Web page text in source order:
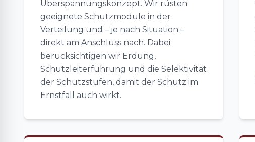
Überspannungskonzept. Wir rüsten
geeignete Schutzmodule in der
Verteilung und – je nach Situation –
direkt am Anschluss nach. Dabei
berücksichtigen wir Erdung,
Schutzleiterführung und die Selektivität
der Schutzstufen, damit der Schutz im
Ernstfall auch wirkt.